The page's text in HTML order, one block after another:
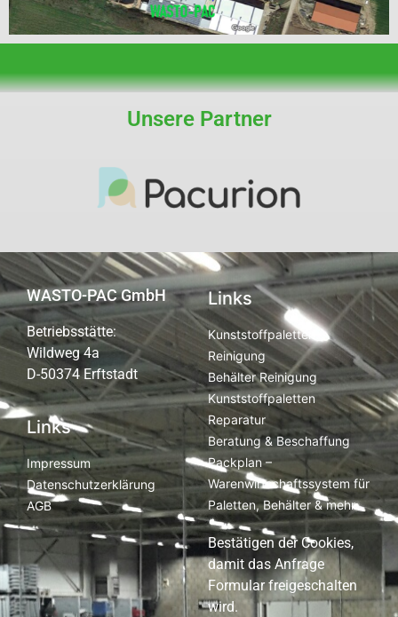
Unsere Partner
WASTO-PAC GmbH
Betriebsstätte:
Wildweg 4a
D-50374 Erftstadt
Links
Impressum
Datenschutzerklärung
AGB
Links
Kunststoffpaletten
Reinigung
Behälter Reinigung
Kunststoffpaletten
Reparatur
Beratung & Beschaffung
Packplan –
Warenwirtschaftssystem für
Paletten, Behälter & mehr
Bestätigen der Cookies,
damit das Anfrage
Formular freigeschalten
wird.